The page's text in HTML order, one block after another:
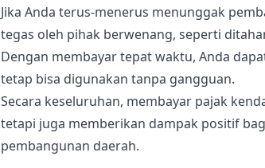
Jika Anda terus-menerus menunggak
tegas oleh pihak berwenang, seperti
Dengan membayar tepat waktu, Anda
tetap bisa digunakan tanpa gangguan.
Secara keseluruhan, membayar pajak
tetapi juga memberikan dampak positif
pembangunan daerah.